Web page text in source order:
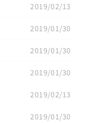
2019/02/13
2019/01/30
2019/01/30
2019/01/30
2019/02/13
2019/01/30